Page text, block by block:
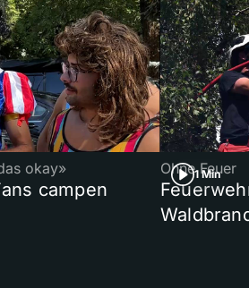
okay»
campen
1 Min
Ohne Feuer